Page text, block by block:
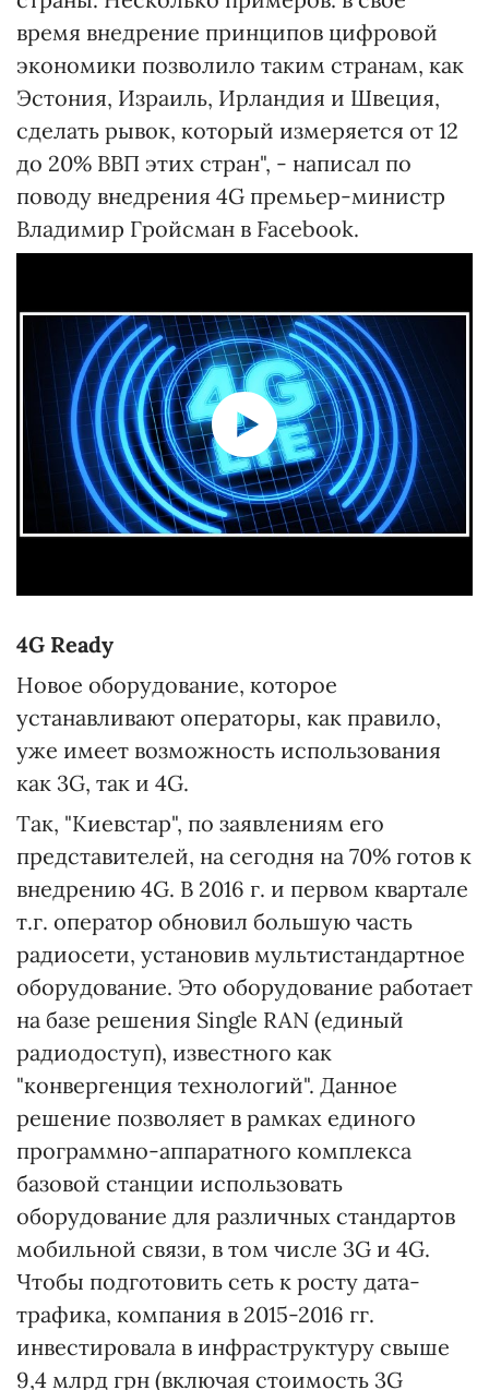
время внедрение принципов цифровой
экономики позволило таким странам, как
Эстония, Израиль, Ирландия и Швеция,
сделать рывок, который измеряется от 12
до 20% ВВП этих стран", - написал по
поводу внедрения 4G премьер-министр
Владимир Гройсман в Facebook.
4G Ready
Новое оборудование, которое
устанавливают операторы, как правило,
уже имеет возможность использования
как 3G, так и 4G.
Так, "Киевстар", по заявлениям его
представителей, на сегодня на 70% готов к
внедрению 4G. В 2016 г. и первом квартале
т.г. оператор обновил большую часть
радиосети, установив мультистандартное
оборудование. Это оборудование работает
на базе решения Single RAN (единый
радиодоступ), известного как
"конвергенция технологий". Данное
решение позволяет в рамках единого
программно-аппаратного комплекса
базовой станции использовать
оборудование для различных стандартов
мобильной связи, в том числе 3G и 4G.
Чтобы подготовить сеть к росту дата-
трафика, компания в 2015-2016 гг.
инвестировала в инфраструктуру свыше
9,4 млрд грн (включая стоимость 3G